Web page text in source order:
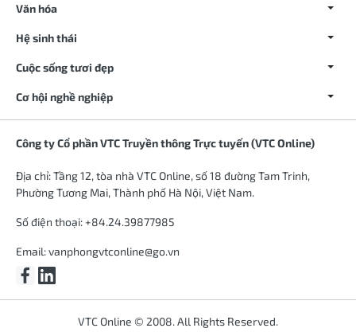
Văn hóa
Hệ sinh thái
Cuộc sống tươi đẹp
Cơ hội nghề nghiệp
Công ty Cổ phần VTC Truyền thông Trực tuyến (VTC Online)
Địa chỉ: Tầng 12, tòa nhà VTC Online, số 18 đường Tam Trinh,
Phường Tương Mai, Thành phố Hà Nội, Việt Nam.
Số điện thoại: +84.24.39877985
Email:vanphongvtconline@go.vn
VTC Online © 2008. All Rights Reserved.